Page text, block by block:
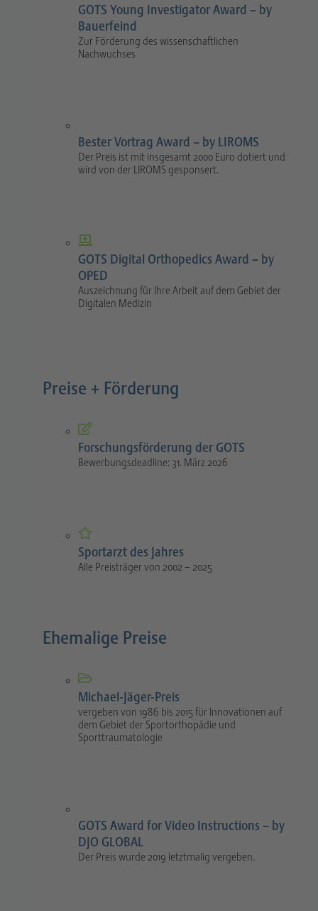
GOTS Young Investigator Award – by
Bauerfeind
Zur Förderung des wissenschaftlichen
Nachwuchses
Bester Vortrag Award – by LIROMS
Der Preis ist mit insgesamt 2000 Euro dotiert und
wird von der LIROMS gesponsert.
GOTS Digital Orthopedics Award – by
OPED
Auszeichnung für Ihre Arbeit auf dem Gebiet der
Digitalen Medizin
Preise + Förderung
Forschungsförderung der GOTS
Bewerbungsdeadline: 31. März 2026
Sportarzt des Jahres
Alle Preisträger von 2002 – 2025
Ehemalige Preise
Michael-Jäger-Preis
vergeben von 1986 bis 2015 für Innovationen auf
dem Gebiet der Sportorthopädie und
Sporttraumatologie
GOTS Award for Video Instructions – by
DJO GLOBAL
Der Preis wurde 2019 letztmalig vergeben.